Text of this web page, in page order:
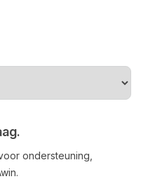
ondersteuning,